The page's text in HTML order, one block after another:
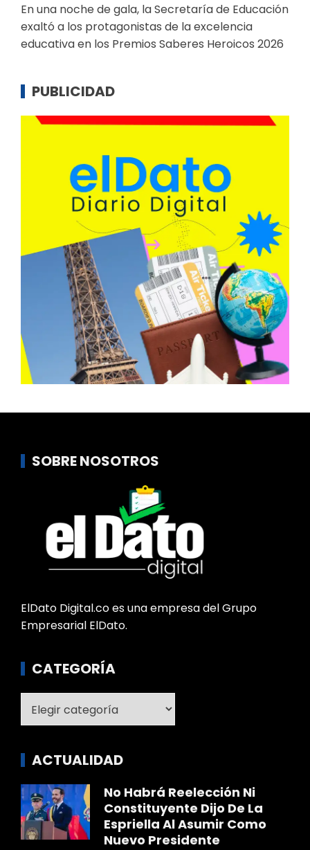
En una noche de gala, la Secretaría de Educación
exaltó a los protagonistas de la excelencia
educativa en los Premios Saberes Heroicos 2026
PUBLICIDAD
SOBRE NOSOTROS
ElDato Digital.co es una empresa del Grupo
Empresarial ElDato.
CATEGORÍA
ACTUALIDAD
No Habrá Reelección Ni
Constituyente Dijo De La
Espriella Al Asumir Como
Nuevo Presidente